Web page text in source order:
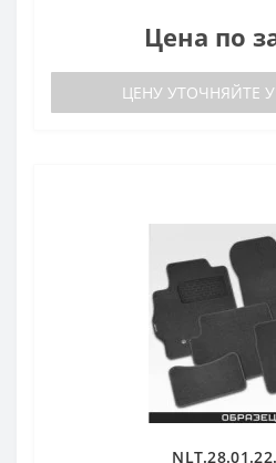
Цена по
ЦЕНУ УТОЧНЯЙТЕ